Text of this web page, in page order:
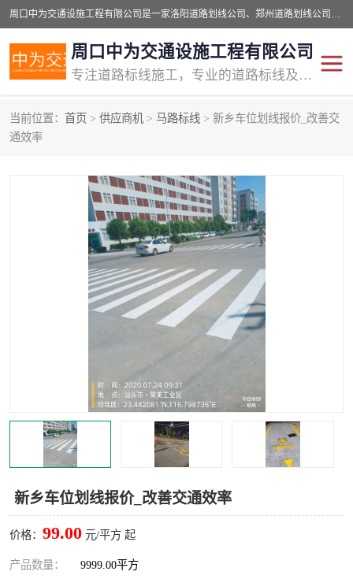
周口中为交通设施工程有限公司是一家洛阳道路划线公司、郑州道路划线公司、平顶山道路车位划线公司、开封车位划线公司、许昌道路车位划线公司、漯河道路车位划线公司，公司始终坚持“诚信、匠心、专注”的宗旨；我们的经营理念是：的服务。
周口中为交通设施工程有限公司
专注道路标线施工，专业的道路标线及交通设施施工服务商!
当前位置： 首页 > 供应商机 > 马路标线 > 新乡车位划线报价_改善交
通效率
新乡车位划线报价_改善交通效率
价格： 99.00 元/平方 起
产品数量： 9999.00平方
交通道路标线
道路标线划线 马路标线
道路划线